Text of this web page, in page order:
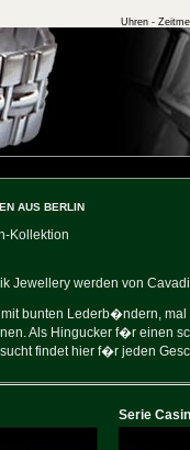
Uhren -
AUS BERLIN
Kollektion
Jewellery werden von
mit bunten Lederb�ndern,
Als Hingucker f�r einen
findet hier f�r jeden
Serie